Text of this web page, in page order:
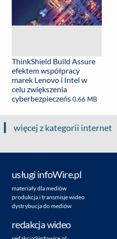
ThinkShield Build Assure
efektem współpracy
marek Lenovo i Intel w
celu zwiększenia
cyberbezpieczeńs0.66 MB
więcej z kategorii internet
usługi infoWire.pl
materiały dla mediów
produkcja i transmisje wideo
dystrybucja do mediów
redakcja wideo